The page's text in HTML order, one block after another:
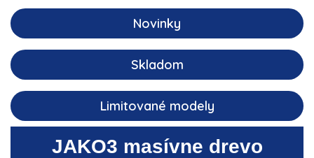
Novinky
Skladom
Limitované modely
JAKO3 masívne drevo